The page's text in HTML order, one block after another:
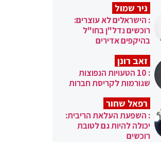
ניר שמול
: הישראלים לא עוצרים:
רוכשים נדל"ן בחו"ל
בהיקפים אדירים
זאב רונן
: 10 הטעויות הנפוצות
שגורמות לקריסת חברות
רפאל שחור
: השפעת העלאת הריבית:
יכולה להיות גם לטובת
רוכשים